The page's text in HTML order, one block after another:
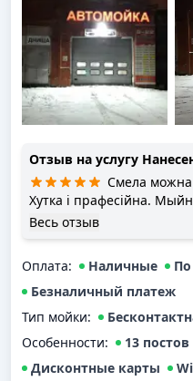
Отзыв на услугу
Смела
Хутка і прафесійна.
byn (актуальна на
Весь отзыв
Оплата: Наличные
Безналичный платеж
Тип мойки:
Особенности:
13 постов
Дисконтные карты